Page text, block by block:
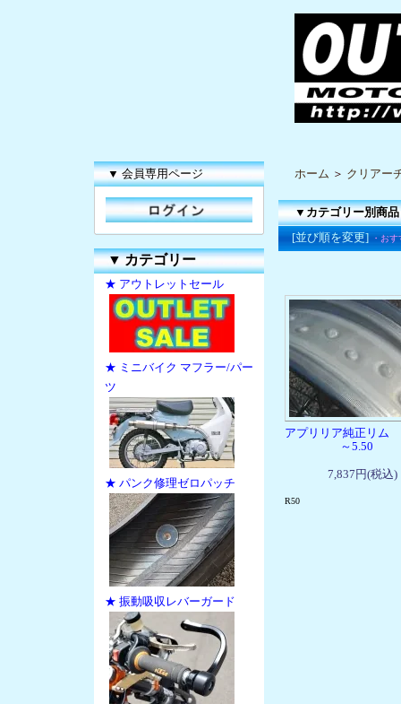
▼ 会員専用ページ
▼カテゴリー
★ アウトレットセール
★ ミニバイク マフラー/パー
ツ
★ パンク修理ゼロパッチ
★ 振動吸収レバーガード
ホーム ＞ クリアー
▼カテゴリー別商品
[並び順を変更]
・お
アプリリア純正リム
～5.50
7,837円(税込)
R50